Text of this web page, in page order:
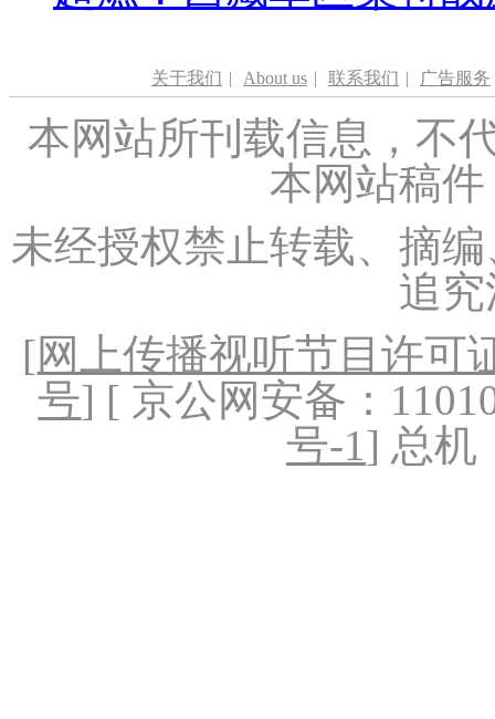
关于我们 | About us | 联系我们 | 广告服务
本网站所刊载信息，不
本网站稿
未经授权禁止转载、摘
追
[网上传播视听节目许可
号] [ 京公网安备：
号-1] 总机